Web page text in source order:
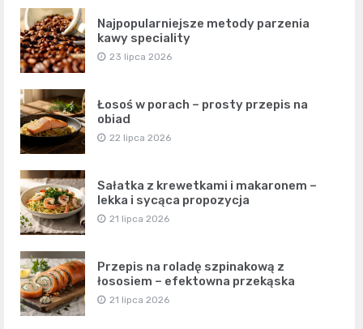
Najpopularniejsze metody parzenia
kawy speciality
23 lipca 2026
Łosoś w porach – prosty przepis na
obiad
22 lipca 2026
Sałatka z krewetkami i makaronem –
lekka i sycąca propozycja
21 lipca 2026
Przepis na roladę szpinakową z
łososiem – efektowna przekąska
21 lipca 2026